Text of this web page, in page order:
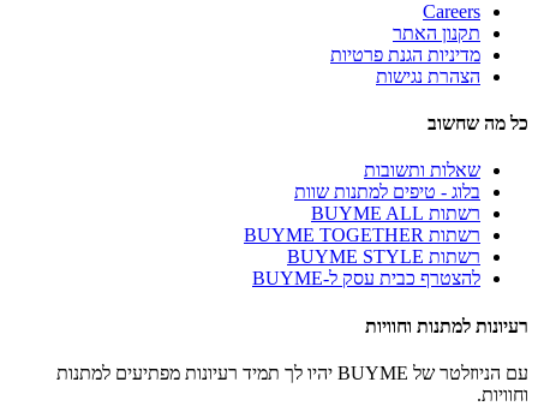
Careers
תקנון האתר
מדיניות הגנת פרטיות
הצהרת נגישות
כל מה שחשוב
שאלות ותשובות
בלוג - טיפים למתנות שוות
רשתות BUYME ALL
רשתות BUYME TOGETHER
רשתות BUYME STYLE
להצטרף כבית עסק ל-BUYME
רעיונות למתנות וחוויות
עם הניוזלטר של BUYME יהיו לך תמיד רעיונות מפתיעים למתנות
וחוויות.